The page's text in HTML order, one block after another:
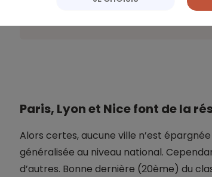
pour dépasser la barre des 4%
Paris, Lyon et Nice font de la
Alors certes, aucune ville n’est
généralisée au niveau national.
d’autres. Bonne dernière (20ème) du